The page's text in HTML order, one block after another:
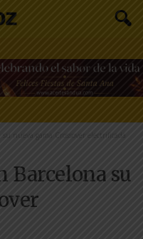
su nueva gama Crossover electrificada
Barcelona su